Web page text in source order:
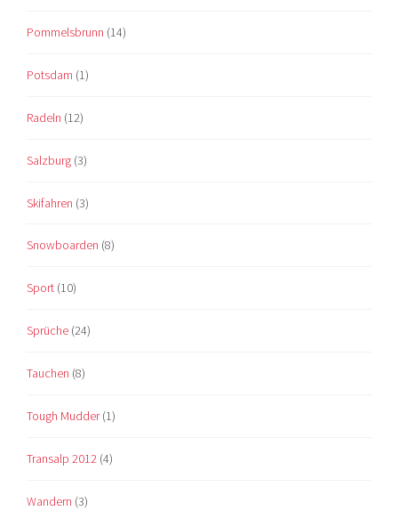
Pommelsbrunn (14)
Potsdam (1)
Radeln (12)
Salzburg (3)
Skifahren (3)
Snowboarden (8)
Sport (10)
Sprüche (24)
Tauchen (8)
Tough Mudder(1)
Transalp 2012 (4)
Wandern (3)